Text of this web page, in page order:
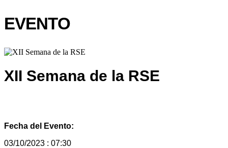
EVENTO
XII Semana de la RSE
Fecha del Evento:
03/10/2023 : 07:30